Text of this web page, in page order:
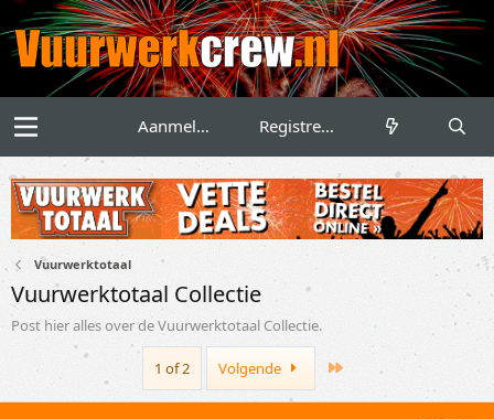
Aanmelden Registreren
Vuurwerktotaal
Vuurwerktotaal Collectie
Post hier alles over de Vuurwerktotaal Collectie.
1 of 2 Volgende